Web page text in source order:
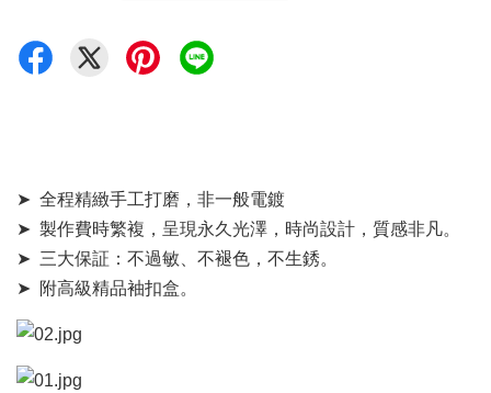
➤ 全程精緻手工打磨，非一般電鍍
➤ 製作費時繁複，呈現永久光澤，時尚設計，質感非凡。
➤ 三大保証：不過敏、不褪色，不生銹。
➤ 附高級精品袖扣盒。